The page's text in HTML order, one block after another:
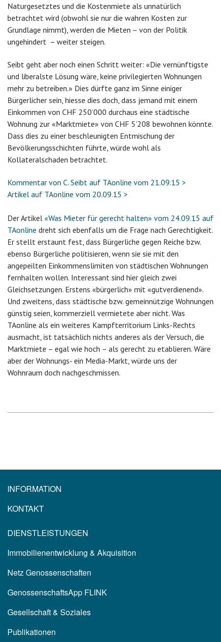
Naturgesetztes und die Kostenmiete als unnatürlich
betrachtet wird (obwohl sie nur die wahren Kosten zur
Grundlage nimmt), werden die Mieten – von der Politik
ungehindert – weiter steigen.
Seibt geht aber noch einen Schritt weiter: «Die vernünftigste
und liberalste Lösung wäre, keine privilegierten Wohnungen
mehr zu betreiben.» Dies dürfte ganz im Sinne einiger
Bürgerlicher sein, hiesse dies doch, dass jemand mit einem
Einkommen von CHF 250’000 durchaus eine städtische
Wohnung zur «Marktmiete» von CHF 5’208 bewohnen könnte.
Dass dies zu einer beschleunigten Entmischung der
Bevölkerungsschichten führte, würde wohl als
Kollateralschaden betrachtet.
Kommentar von C. Seibt auf TAonline vom 21.09.15 >
Artikel auf TAonline vom 20.09.15 >
Der Artikel «Was Mieter für gerecht halten» vom 24.09.15 auf
TAonline dreht sich ebenfalls um die Frage nach Gerechtigkeit.
Er stellt erstaunt fest, dass Bürgerliche gegen Reiche bzw.
ebenso Bürgerliche politisieren, wenn sie sie mit den
angepeilten Einkommenslimiten von städtischen Wohnungen
fernhalten wollen. Interessant sind hier gleich zwei
Gleichsetzungen. Erstens «bürgerlich» mit «gutverdienend».
Und zweitens, dass städtische bzw. gemeinnützige Wohnungen
günstig seien, kommerziell vermietete aber nicht. Was
TAonline als ein weiteres Kampfterritorium Links-Rechts
ausmacht, ist tatsächlich nichts anderes als der Versuch, die
Marktmiete – egal wie hoch – als gerecht zu etablieren. Wäre
aber der Wohnungs- ein Media-Markt, würde uns der
Wohnraum doch nachgeschmissen.
INFORMATION
KONTAKT
DIENSTLEISTUNGEN
Immobilienentwicklung & Akquisition
Netz Genossenschaften
GenossenschaftsApp FLINK
Gesellschaft & Soziales
Publikationen